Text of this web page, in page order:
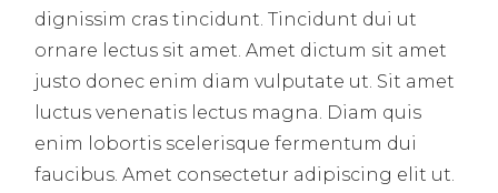
dignissim cras tincidunt. Tincidunt dui ut
ornare lectus sit amet. Amet dictum sit amet
justo donec enim diam vulputate ut. Sit amet
luctus venenatis lectus magna. Diam quis
enim lobortis scelerisque fermentum dui
faucibus. Amet consectetur adipiscing elit ut.